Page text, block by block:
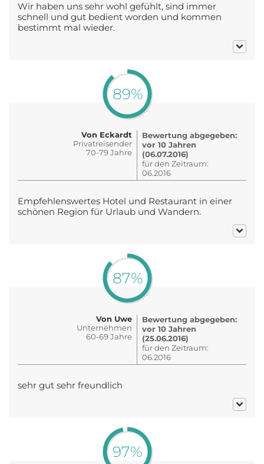
Wir haben uns sehr wohl gefühlt, sind immer
schnell und gut bedient worden und kommen
bestimmt mal wieder.
89%
Von Eckardt
Privatreisender
70-79 Jahre
Bewertung abgegeben:
vor 10 Jahren
(06.07.2016)
für den Zeitraum:
06.2016
Empfehlenswertes Hotel und Restaurant in einer
schönen Region für Urlaub und Wandern.
87%
Von Uwe
Unternehmen
60-69 Jahre
Bewertung abgegeben:
vor 10 Jahren
(25.06.2016)
für den Zeitraum:
06.2016
sehr gut sehr freundlich
97%